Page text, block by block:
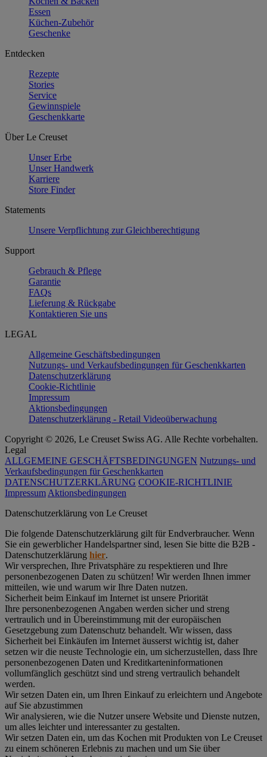
Essen
Küchen-Zubehör
Geschenke
Entdecken
Rezepte
Stories
Service
Gewinnspiele
Geschenkkarte
Über Le Creuset
Unser Erbe
Unser Handwerk
Karriere
Store Finder
Statements
Unsere Verpflichtung zur Gleichberechtigung
Support
Gebrauch & Pflege
Garantie
FAQs
Lieferung & Rückgabe
Kontaktieren Sie uns
LEGAL
Allgemeine Geschäftsbedingungen
Nutzungs- und Verkaufsbedingungen für Geschenkkarten
Datenschutzerklärung
Cookie-Richtlinie
Impressum
Aktionsbedingungen
Datenschutzerklärung - Retail Videoüberwachung
Copyright © 2026, Le Creuset Swiss AG. Alle Rechte vorbehalten.
Legal
ALLGEMEINE GESCHÄFTSBEDINGUNGEN Nutzungs- und
Verkaufsbedingungen für Geschenkkarten
DATENSCHUTZERKLÄRUNG COOKIE-RICHTLINIE
Impressum Aktionsbedingungen
Datenschutz­erklärung von Le Creuset
Die folgende Datenschutzerklärung gilt für Endverbraucher. Wenn
Sie ein gewerblicher Handelspartner sind, lesen Sie bitte die B2B -
Datenschutzerklärung hier.
Wir versprechen, Ihre Privatsphäre zu respektieren und Ihre
personenbezogenen Daten zu schützen! Wir werden Ihnen immer
mitteilen, wie und warum wir Ihre Daten nutzen.
Sicherheit beim Einkauf im Internet ist unsere Priorität
Ihre personenbezogenen Angaben werden sicher und streng
vertraulich und in Übereinstimmung mit der europäischen
Gesetzgebung zum Datenschutz behandelt. Wir wissen, dass
Sicherheit bei Einkäufen im Internet äusserst wichtig ist, daher
setzen wir die neuste Technologie ein, um sicherzustellen, dass Ihre
personenbezogenen Daten und Kreditkarteninformationen
vollumfänglich geschützt sind und streng vertraulich behandelt
werden.
Wir setzen Daten ein, um Ihren Einkauf zu erleichtern und Angebote
auf Sie abzustimmen
Wir analysieren, wie die Nutzer unsere Website und Dienste nutzen,
um alles leichter und interessanter zu gestalten.
Wir setzen Daten ein, um das Kochen mit Produkten von Le Creuset
zu einem schöneren Erlebnis zu machen und um Sie über